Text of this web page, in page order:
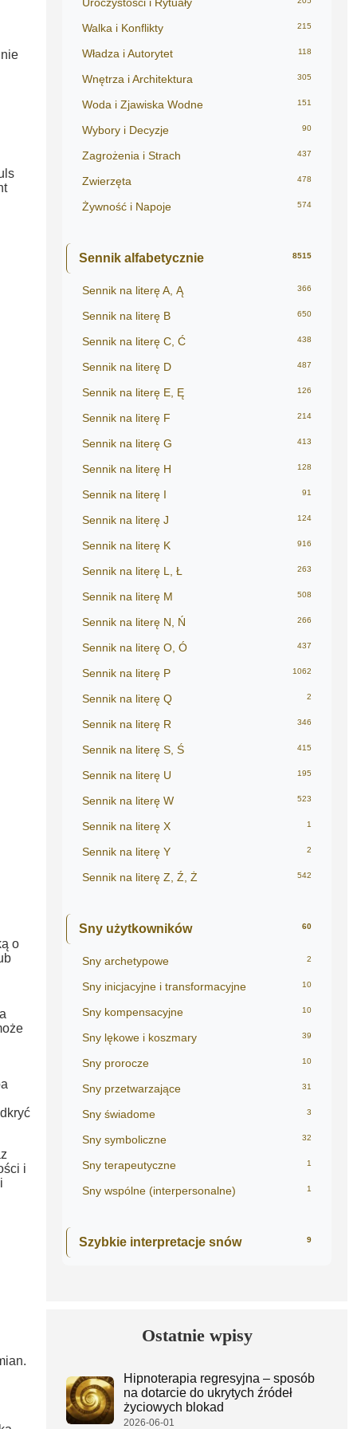
o
i
Walka i Konflikty 215
Władza i Autorytet 118
Wnętrza i Architektura 305
Woda i Zjawiska Wodne 151
Wybory i Decyzje 90
Zagrożenia i Strach 437
Zwierzęta 478
Żywność i Napoje 574
Sennik alfabetycznie 8515
Sennik na literę A, Ą 366
Sennik na literę B 650
Sennik na literę C, Ć 438
Sennik na literę D 487
Sennik na literę E, Ę 126
Sennik na literę F 214
Sennik na literę G 413
Sennik na literę H 128
Sennik na literę I 91
Sennik na literę J 124
Sennik na literę K 916
Sennik na literę L, Ł 263
Sennik na literę M 508
Sennik na literę N, Ń 266
Sennik na literę O, Ó 437
Sennik na literę P 1062
Sennik na literę Q 2
Sennik na literę R 346
Sennik na literę S, Ś 415
Sennik na literę U 195
Sennik na literę W 523
Sennik na literę X 1
Sennik na literę Y 2
Sennik na literę Z, Ź, Ż 542
Sny użytkowników 60
Sny archetypowe 2
Sny inicjacyjne i transformacyjne 10
Sny kompensacyjne 10
Sny lękowe i koszmary 39
Sny prorocze 10
Sny przetwarzające 31
Sny świadome 3
Sny symboliczne 32
Sny terapeutyczne 1
Sny wspólne (interpersonalne) 1
Szybkie interpretacje snów 9
Ostatnie wpisy
Hipnoterapia regresyjna – sposób
na dotarcie do ukrytych źródeł
życiowych blokad
2026-06-01